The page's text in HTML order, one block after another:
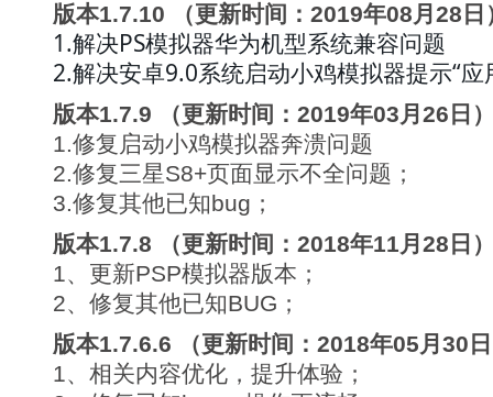
版本1.7.10 （更新时间：2019年08月28日
1.解决PS模拟器华为机型系统兼容问题
2.解决安卓9.0系统启动小鸡模拟器提示“应
版本1.7.9 （更新时间：2019年03月26日
1.修复启动小鸡模拟器奔溃问题
2.修复三星S8+页面显示不全问题；
3.修复其他已知bug；
版本1.7.8 （更新时间：2018年11月28日
1、更新PSP模拟器版本；
2、修复其他已知BUG；
版本1.7.6.6 （更新时间：2018年05月30
1、相关内容优化，提升体验；